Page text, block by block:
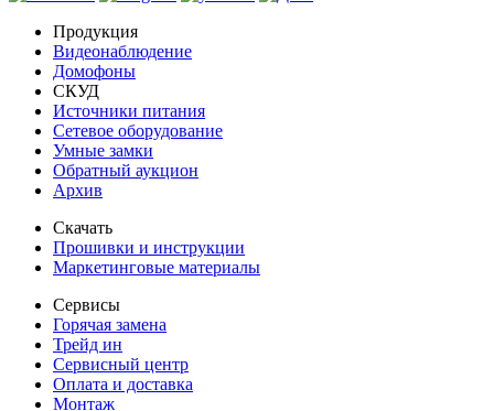
Продукция
Видеонаблюдение
Домофоны
СКУД
Источники питания
Сетевое оборудование
Умные замки
Обратный аукцион
Архив
Скачать
Прошивки и инструкции
Маркетинговые материалы
Сервисы
Горячая замена
Трейд ин
Сервисный центр
Оплата и доставка
Монтаж